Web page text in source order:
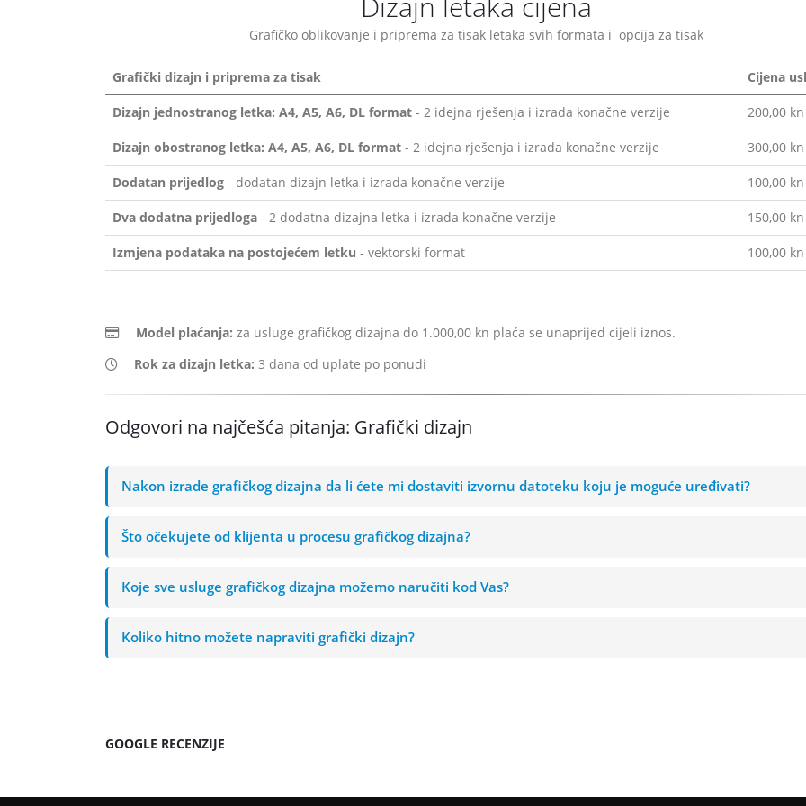
Grafičko oblikovanje i priprema za tisak letaka svih formata i opcija za tisak
Grafički dizajn i priprema za tisak Cijena
Dizajn jednostranog letka: A4, A5, A6, DL format - 2 idejna rješenja i izrada konačne verzije 200,00 kn
Dizajn obostranog letka: A4, A5, A6, DL format - 2 idejna rješenja i izrada konačne verzije 300,00 kn
Dodatan prijedlog - dodatan dizajn letka i izrada konačne verzije 100,00 kn
Dva dodatna prijedloga - 2 dodatna dizajna letka i izrada konačne verzije 150,00 kn
Izmjena podataka na postojećem letku - vektorski format 100,00 kn
Model plaćanja: za usluge grafičkog dizajna do 1.000,00 kn plaća se unaprijed cijeli iznos.
Rok za dizajn letka: 3 dana od uplate po ponudi
Odgovori na najčešća pitanja: Grafički dizajn
Nakon izrade grafičkog dizajna da li ćete mi dostaviti izvornu datoteku koju je moguće uređivati?
Što očekujete od klijenta u procesu grafičkog dizajna?
Koje sve usluge grafičkog dizajna možemo naručiti kod Vas?
Koliko hitno možete napraviti grafički dizajn?
GOOGLE RECENZIJE